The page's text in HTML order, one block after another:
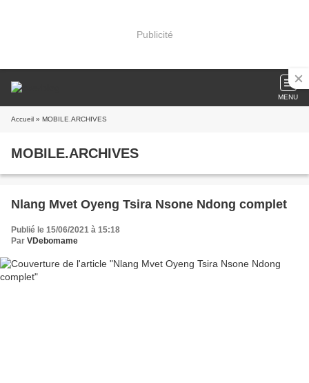
Publicité
MENU
Accueil » MOBILE.ARCHIVES
MOBILE.ARCHIVES
Nlang Mvet Oyeng Tsira Nsone Ndong complet
Publié le 15/06/2021 à 15:18
Par VDebomame